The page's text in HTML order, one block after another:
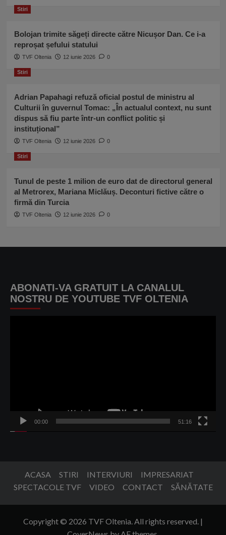
Stiri
Bolojan trimite săgeți directe către Nicușor Dan. Ce i-a
reproșat șefului statului
TVF Oltenia 12 iunie 2026 0
Stiri
Adrian Papahagi refuză oficial postul de ministru al
Culturii în guvernul Tomac: „În actualul context, nu sunt
dispus să fiu parte într-un conflict politic și
instituțional”
TVF Oltenia 12 iunie 2026 0
Stiri
Tunul de peste 1 milion de euro dat de directorul general
al Metrorex, Mariana Miclăuș. Deconturi fictive către o
firmă din Turcia
TVF Oltenia 12 iunie 2026 0
ABONATI-VA GRATUIT LA CANALUL
NOSTRU DE YOUTUBE TVF OLTENIA
00:00 51:16
ACASA STIRI INTERVIURI
IMPRESARIAT
SPECTACOLE TVF
VIDEO CONTACT SĂNĂTATE
Copyright © 2026 TVF Oltenia. All rights reserved. |